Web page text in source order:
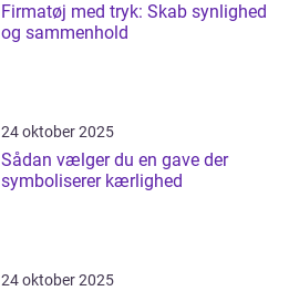
Firmatøj med tryk: Skab synlighed
og sammenhold
24 oktober 2025
Sådan vælger du en gave der
symboliserer kærlighed
24 oktober 2025